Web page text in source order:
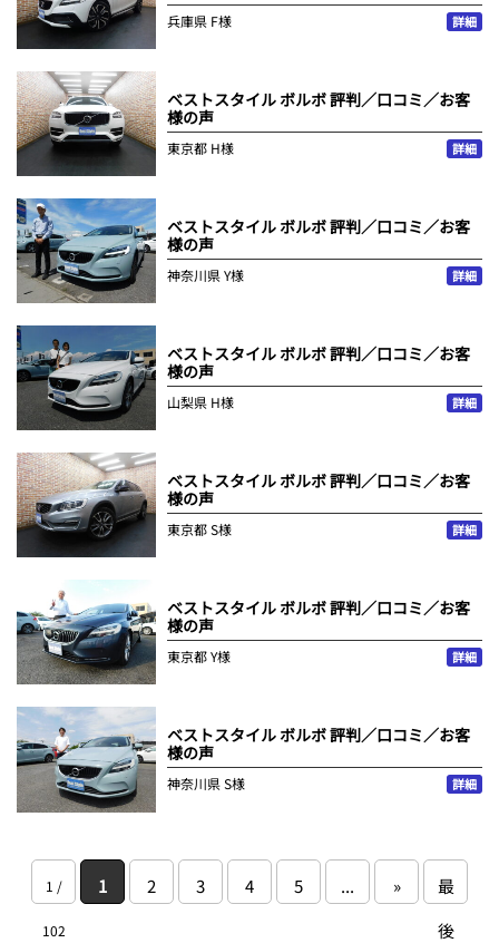
兵庫県 F様 詳細
ベストスタイル ボルボ 評判／口コミ／お客
様の声
東京都 H様 詳細
ベストスタイル ボルボ 評判／口コミ／お客
様の声
神奈川県Y様 詳細
ベストスタイル ボルボ 評判／口コミ／お客
様の声
山梨県 H様 詳細
ベストスタイル ボルボ 評判／口コミ／お客
様の声
東京都S様 詳細
ベストスタイル ボルボ 評判／口コミ／お客
様の声
東京都Y様 詳細
ベストスタイル ボルボ 評判／口コミ／お客
様の声
神奈川県S様 詳細
1 /
102
1 2 3 4 5 ... »
最
後